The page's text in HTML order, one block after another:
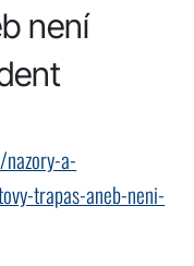
není
a-
trapas-aneb-neni-